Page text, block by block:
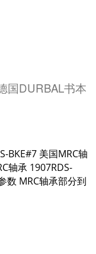
国DURBAL书本
BKE#7 美国MRC轴
轴承 1907RDS-
数 MRC轴承部分到